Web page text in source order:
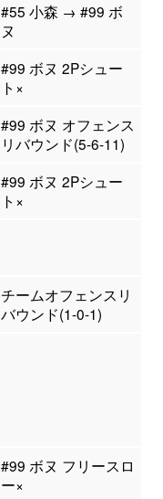
#55 小森 → #99 ボ
ヌ
#99 ボヌ 2Pシュー
ト×
#99 ボヌ オフェンス
リバウンド(5-6-11)
#99 ボヌ 2Pシュー
ト×
チームオフェンスリ
バウンド(1-0-1)
#99 ボヌ フリースロ
ー×